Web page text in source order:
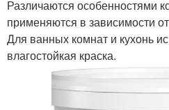
Различаются особенностями
применяются в зависимости
Для ванных комнат и кухонь
влагостойкая краска.